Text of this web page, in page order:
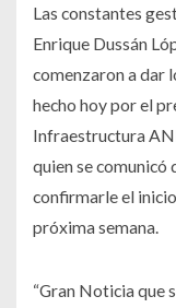
Las constantes
Enrique Dussán
comenzaron a dar
hecho hoy por el
Infraestructura
quien se
confirmarle el
próxima semana.
“Gran Noticia que